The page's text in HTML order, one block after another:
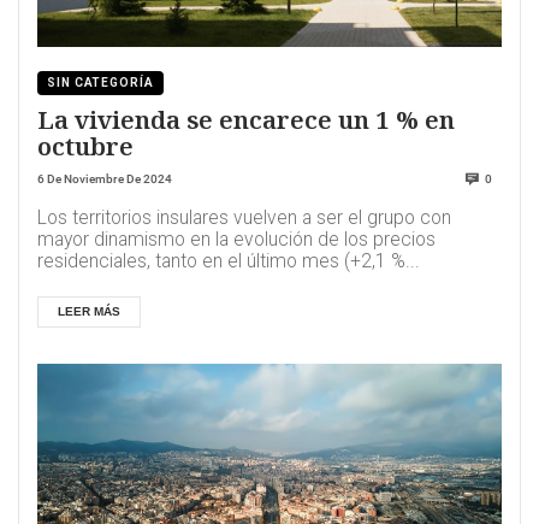
SIN CATEGORÍA
La vivienda se encarece un 1 % en
octubre
6 De Noviembre De 2024 0
Los territorios insulares vuelven a ser el grupo con
mayor dinamismo en la evolución de los precios
residenciales, tanto en el último mes (+2,1 %...
LEER MÁS